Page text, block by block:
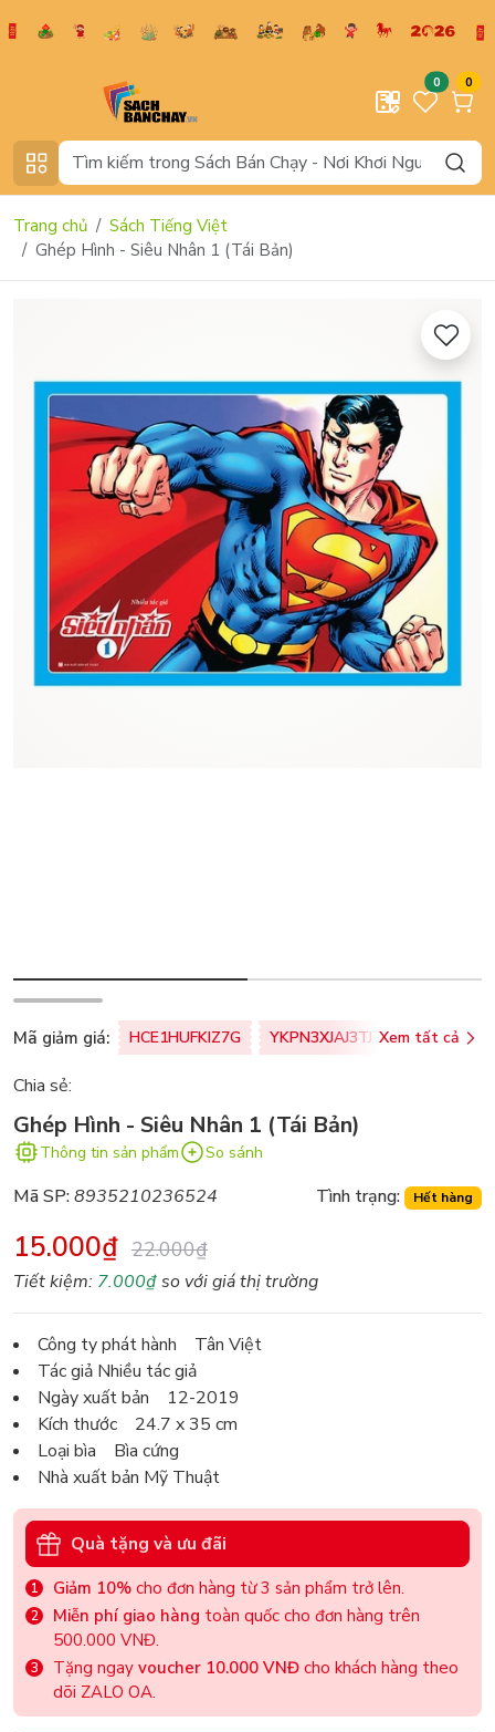
0 0
Trang chủ
Sách Tiếng Việt
Ghép Hình - Siêu Nhân 1 (Tái Bản)
Mã giảm giá: HCE1HUFKIZ7G YKPN3XJAJ3TJ Xem tất cả
Chia sẻ:
Ghép Hình - Siêu Nhân 1 (Tái Bản)
Thông tin sản phẩm So sánh
Mã SP:8935210236524 Tình trạng: Hết hàng
15.000₫ 22.000₫
Tiết kiệm: 7.000₫so với giá thị trường
Công ty phát hành Tân Việt
Tác giả Nhiều tác giả
Ngày xuất bản 12-2019
Kích thước 24.7 x 35 cm
Loại bìa Bìa cứng
Nhà xuất bản Mỹ Thuật
Quà tặng và ưu đãi
Giảm 10% cho đơn hàng từ 3 sản phẩm trở lên.
Miễn phí giao hàng toàn quốc cho đơn hàng trên
500.000 VNĐ.
Tặng ngay voucher 10.000 VNĐ cho khách hàng theo
dõi ZALO OA.